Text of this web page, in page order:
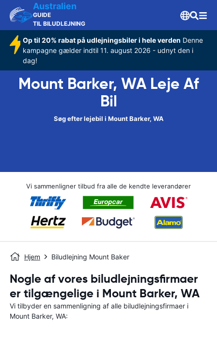
Australien
GUIDE
TIL BILUDLEJNING
Op til 20% rabat på udlejningsbiler i hele verden Denne
kampagne gælder indtil 11. august 2026 - udnyt den i
dag!
Mount Barker, WA Leje Af
Bil
Søg efter lejebil i Mount Barker, WA
Vi sammenligner tilbud fra alle de kendte leverandører
Hjem Biludlejning Mount Baker
Nogle af vores biludlejningsfirmaer
er tilgængelige i Mount Barker, WA
Vi tilbyder en sammenligning af alle biludlejningsfirmaer i
Mount Barker, WA: